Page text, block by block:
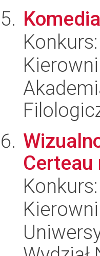
Konkurs:
Certeau
Konkurs: